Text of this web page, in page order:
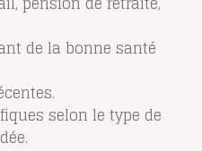
de la bonne santé
selon le type de